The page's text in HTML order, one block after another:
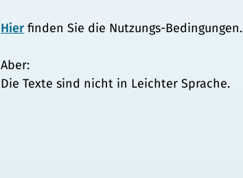
Hier finden Sie die Nutzungs-Bedingungen.
Aber:
Die Texte sind nicht in Leichter Sprache.